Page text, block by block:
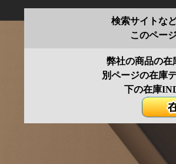
検索サイトな
このペー
弊社の商品の在
別ページの在庫
下の在庫